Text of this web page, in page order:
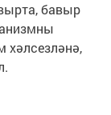
бавыр
хәлсезләнә,